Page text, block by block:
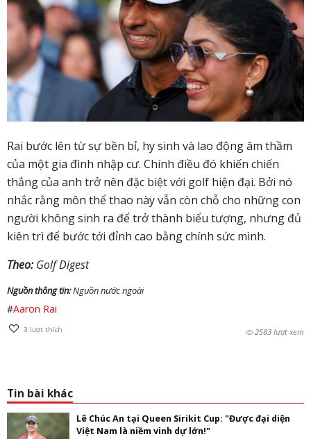
Rai bước lên từ sự bền bỉ, hy sinh và lao động âm thầm
của một gia đình nhập cư. Chính điều đó khiến chiến
thắng của anh trở nên đặc biệt với golf hiện đại. Bởi nó
nhắc rằng môn thể thao này vẫn còn chỗ cho những con
người không sinh ra để trở thành biểu tượng, nhưng đủ
kiên trì để bước tới đỉnh cao bằng chính sức mình.
Theo:Golf Digest
Nguồn thông tin:Nguồn nước ngoài
#Aaron Rai
3 lượt thích 2583 lượt xem
Tin bài khác
Lê Chúc An tại Queen Sirikit Cup: "Được đại diện
Việt Nam là niềm vinh dự lớn!"